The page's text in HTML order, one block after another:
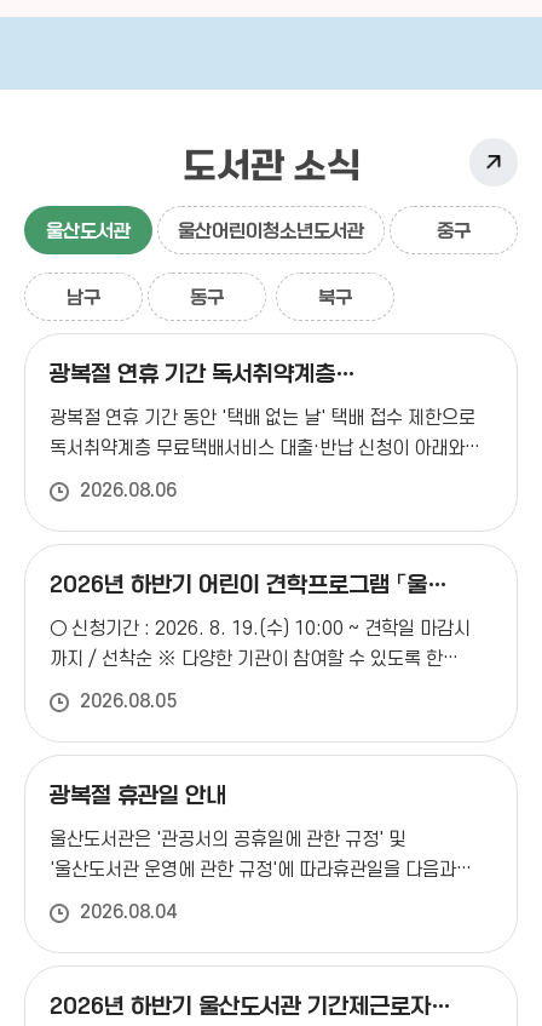
작은도서관
작은도서관
작은도서관
외솔한옥도서관
작은도서관
우정도서관
작은도서관
작은도서관
산전만화도서관
남외어린이도서관
작은도서관
작은도서관
책사랑 도서관(공립)
우정아이파크작은도서관(사립)
작은도서관
작은도서관
뜰에 작은도서관(사립)
엑소디움 작은도서관(사립)
작은도서관
도서관 소식
울산도서관
광복절 연휴 기간 독서취약계층
무료택배서비스 일시 중지 안내
광복절 연휴 기간 동안 '택배 없는 날' 택배 접수 제한으로
독서취약계층 무료택배서비스 대출·반납 신청이 아래와
같이 일시 중지됨을 안내드리니 이용에 참고하시기
○ 접수마감 : 8. 11.(화) 14:00○ 접수재개 : 8. 19.(수)
예정 ※ 무료택배서비스로 대출 중인 도서는
반납예정일을 고려하여 접수마감일까지 반납신청 또는
재개일 이후 신청 바랍니다. ※ 일시 중지기간 내 반납을
원하실 경우 1층 어린이자료실로 가방 포함 직접 반납
가능합니다. ※ 택배사 사정에 따라 일정이 변동될 수
2026.08.06
2026년 하반기 어린이 견학프로그램 「울도
글벗 탐험대」 접수 안내
○ 신청기간 : 2026. 8. 19.(수) 10:00 ~ 견학일 마감시
까지 / 선착순 ※ 다양한 기관이 참여할 수 있도록 한
기관의 중복신청은 되도록 자제해주세요.
10인 이상 ~ 30인 이하(10인 미만 및 30인 초과시
담당자와 협의) ○ 운영기간 : 2026. 9. 9. ~ 12. 17.
운영시간 : 매주 수, 목 (1시간씩 2타임 운영)
오전 10:00 ~ 11:00, 2타임: 오후 11:00 ~ 12:00○
신청방법 : 울산도서관 > 참여마당> 견학신청(로그인
필수)○ 견학내용 : 수요일은 「울도 글벗 탐험대」,
이용안내 없음○ 주의사항- 25인승 승합차까지 주차 가능
- 특이사항란에 견학 대상자 연령 및 인솔자 수 (10인당
2026.08.05
광복절 휴관일 안내
울산도서관은 '관공서의 공휴일에 관한 규정' 및
'울산도서관 운영에 관한 규정'에 따라휴관일을 다음과
같이 안내드리니, 이용에 참고하시기 바랍니다.□ 휴관일:
부출입구에 위치)을 이용해 주시기 바랍니다.
2026.08.04
2026년 하반기 울산도서관 기간제근로자
울산어린이청소년도서관 중구
남구 동구 북구